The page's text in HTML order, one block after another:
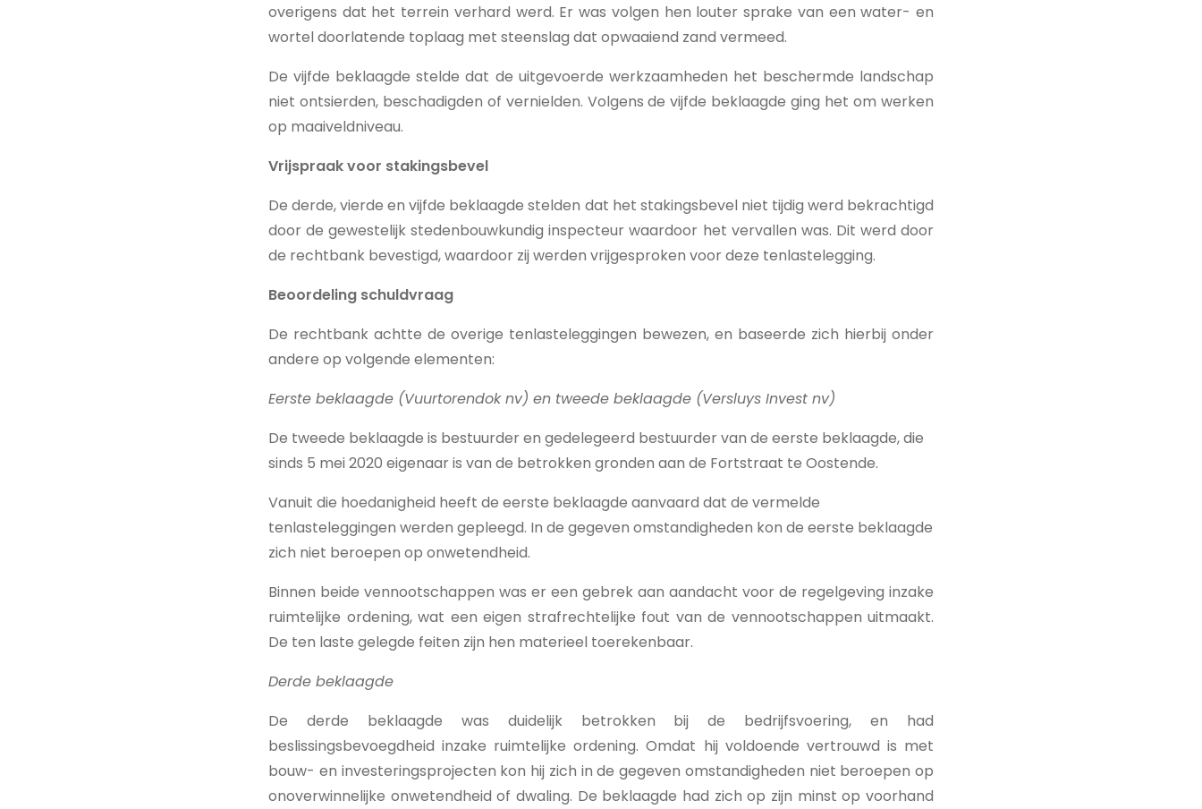
overigens dat het terrein verhard werd. Er was volgen hen louter sprake van een water- en
wortel doorlatende toplaag met steenslag dat opwaaiend zand vermeed.
De vijfde beklaagde stelde dat de uitgevoerde werkzaamheden het beschermde landschap
niet ontsierden, beschadigden of vernielden. Volgens de vijfde beklaagde ging het om werken
op maaiveldniveau.
Vrijspraak voor stakingsbevel
De derde, vierde en vijfde beklaagde stelden dat het stakingsbevel niet tijdig werd bekrachtigd
door de gewestelijk stedenbouwkundig inspecteur waardoor het vervallen was. Dit werd door
de rechtbank bevestigd, waardoor zij werden vrijgesproken voor deze tenlastelegging.
Beoordeling schuldvraag
De rechtbank achtte de overige tenlasteleggingen bewezen, en baseerde zich hierbij onder
andere op volgende elementen:
Eerste beklaagde (Vuurtorendok nv) en tweede beklaagde (Versluys Invest nv)
De tweede beklaagde is bestuurder en gedelegeerd bestuurder van de eerste beklaagde, die
sinds 5 mei 2020 eigenaar is van de betrokken gronden aan de Fortstraat te Oostende.
Vanuit die hoedanigheid heeft de eerste beklaagde aanvaard dat de vermelde
tenlasteleggingen werden gepleegd. In de gegeven omstandigheden kon de eerste beklaagde
zich niet beroepen op onwetendheid.
Binnen beide vennootschappen was er een gebrek aan aandacht voor de regelgeving inzake
ruimtelijke ordening, wat een eigen strafrechtelijke fout van de vennootschappen uitmaakt.
De ten laste gelegde feiten zijn hen materieel toerekenbaar.
Derde beklaagde
De derde beklaagde was duidelijk betrokken bij de bedrijfsvoering, en had
beslissingsbevoegdheid inzake ruimtelijke ordening.Omdat hij voldoende vertrouwd is met
bouw- en investeringsprojecten kon hij zich in de gegeven omstandigheden niet beroepen op
onoverwinnelijke onwetendheid of dwaling. De beklaagde had zich op zijn minst op voorhand